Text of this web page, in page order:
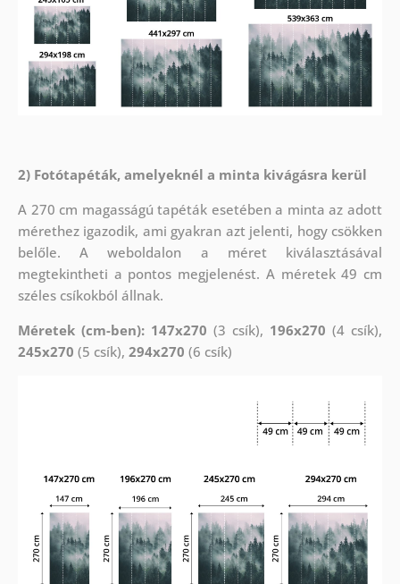
2) Fotótapéták, amelyeknél a minta kivágásra kerül
A 270 cm magasságú tapéták esetében a minta az adott
mérethez igazodik, ami gyakran azt jelenti, hogy csökken
belőle. A weboldalon a méret kiválasztásával
megtekintheti a pontos megjelenést. A méretek 49 cm
széles csíkokból állnak.
Méretek (cm-ben): 147x270 (3 csík), 196x270 (4 csík),
245x270 (5 csík), 294x270 (6 csík)